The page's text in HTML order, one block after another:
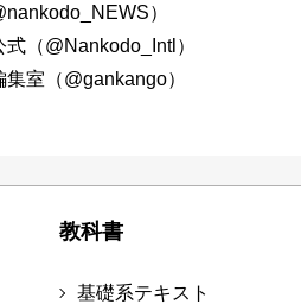
）
式（@Nankodo_Intl）
集室（@gankango）
教科書
基礎系テキスト